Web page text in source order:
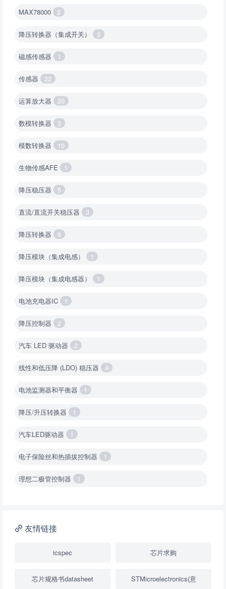
MAX78000 2
降压转换器（集成开关） 3
磁感传感器 1
传感器 22
运算放大器 20
数模转换器 3
模数转换器 10
生物传感AFE 1
降压稳压器 5
直流/直流开关稳压器 3
降压转换器 6
降压模块（集成电感） 1
降压模块（集成电感器） 1
电池充电器IC 1
降压控制器 2
汽车 LED 驱动器 2
线性和低压降 (LDO) 稳压器 4
电池监测器和平衡器 1
降压/升压转换器 1
汽车LED驱动器 1
电子保险丝和热插拔控制器 1
理想二极管控制器 1
降压转换器（继承开关）
友情链接
icspec 芯片求购
芯片规格书datasheet STMicroelectronics(意